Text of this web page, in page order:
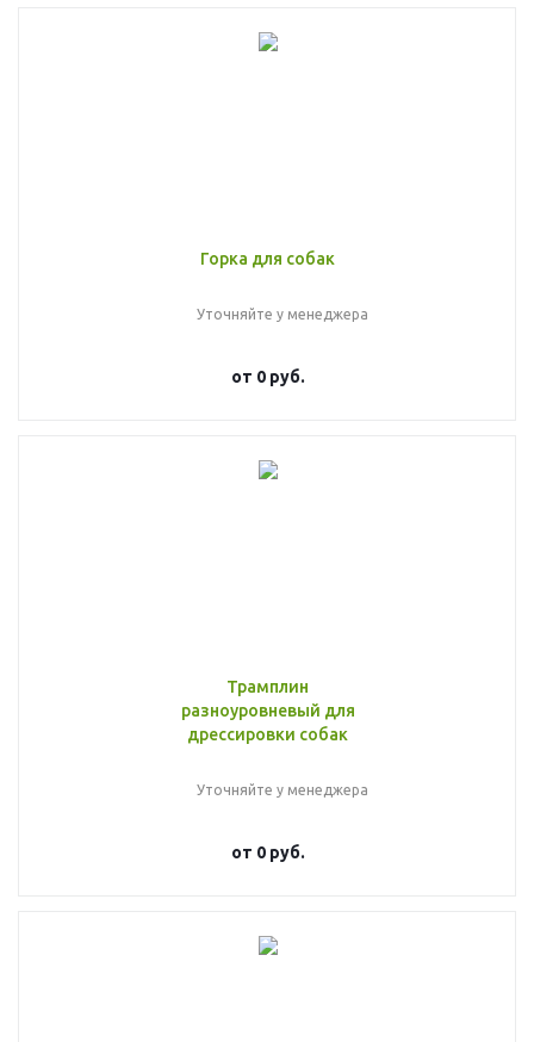
Горка для собак
Уточняйте у менеджера
от 0 руб.
Трамплин
разноуровневый для
дрессировки собак
Уточняйте у менеджера
от 0 руб.